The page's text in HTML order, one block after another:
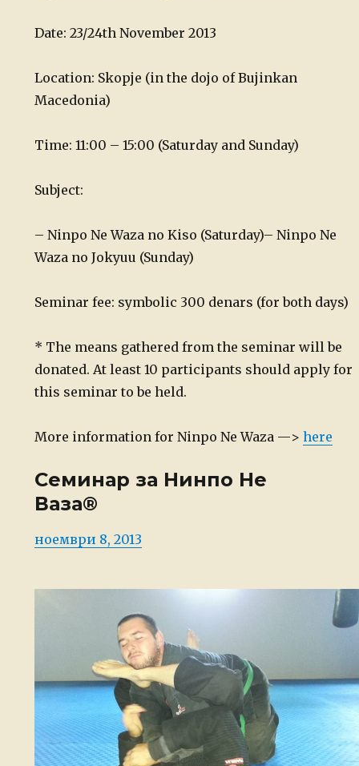
Date: 23/24th November 2013
Location: Skopje (in the dojo of Bujinkan
Macedonia)
Time: 11:00 – 15:00 (Saturday and Sunday)
Subject:
– Ninpo Ne Waza no Kiso (Saturday)– Ninpo Ne
Waza no Jokyuu (Sunday)
Seminar fee: symbolic 300 denars (for both days)
* The means gathered from the seminar will be
donated. At least 10 participants should apply for
this seminar to be held.
More information for Ninpo Ne Waza —> here
Семинар за Нинпо Не
Ваза®
Posted
ноември 8, 2013